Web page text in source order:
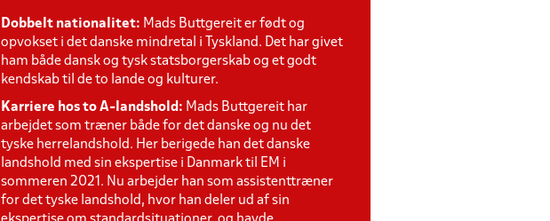
Dobbelt nationalitet: Mads Buttgereit er født og
opvokset i det danske mindretal i Tyskland. Det har givet
ham både dansk og tysk statsborgerskab og et godt
kendskab til de to lande og kulturer.
Karriere hos to A-landshold: Mads Buttgereit har
arbejdet som træner både for det danske og nu det
tyske herrelandshold. Her berigede han det danske
landshold med sin ekspertise i Danmark til EM i
sommeren 2021. Nu arbejder han som assistenttræner
for det tyske landshold, hvor han deler ud af sin